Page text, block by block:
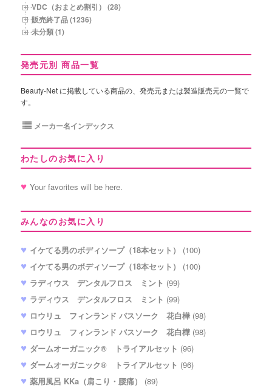
VDC（おまとめ割引） (28)
販売終了品 (1236)
未分類 (1)
発売元別 商品一覧
Beauty-Net に掲載している商品の、発売元または製造販売元の一覧で
す。
メーカー名インデックス
わたしのお気に入り
Your favorites will be here.
みんなのお気に入り
イケてる男のボディソープ（18本セット）
(100)
イケてる男のボディソープ（18本セット）
(100)
ラディウス デンタルフロス ミント (99)
ラディウス デンタルフロス ミント (99)
ロウリュ フィンランド バスソーク 花白樺 (98)
ロウリュ フィンランド バスソーク 花白樺 (98)
ダームオーガニック® トライアルセット (96)
ダームオーガニック® トライアルセット (96)
薬用風呂 KKa（肩こり・腰痛）
(89)